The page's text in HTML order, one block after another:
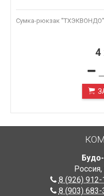
Сумка-рюкзак "ТХЭКВОНДО"
4
8 (926) 912-
8 (903) 683-